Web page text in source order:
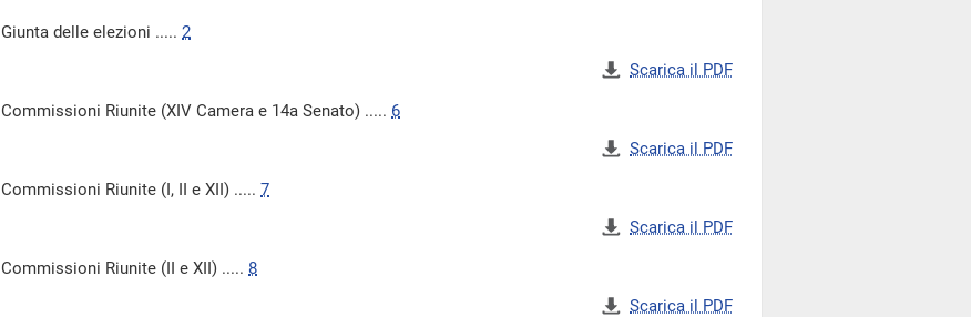
Giunta delle elezioni ..... 2
Scarica il PDF
Commissioni Riunite (XIV Camera e 14a Senato) ..... 6
Scarica il PDF
Commissioni Riunite (I, II e XII) ..... 7
Scarica il PDF
Commissioni Riunite (II e XII) ..... 8
Scarica il PDF